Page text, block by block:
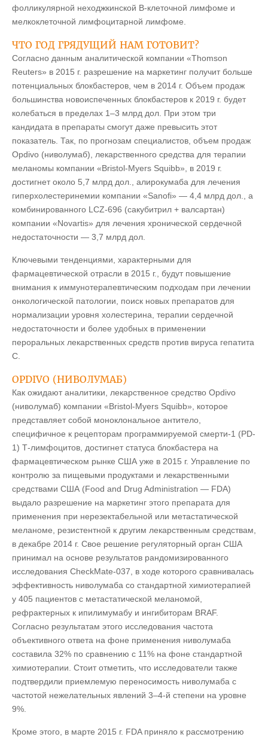
фолликулярной неходжкинской B-клеточной лимфоме и
мелкоклеточной лимфоцитарной лимфоме.
ЧТО ГОД ГРЯДУЩИЙ НАМ ГОТОВИТ?
Согласно данным аналитической компании «Thomson
Reuters» в 2015 г. разрешение на маркетинг получит больше
потенциальных блокбастеров, чем в 2014 г. Объем продаж
большинства новоиспеченных блокбастеров к 2019 г. будет
колебаться в пределах 1–3 млрд дол. При этом три
кандидата в препараты смогут даже превысить этот
показатель. Так, по прогнозам специалистов, объем продаж
Opdivo (ниволумаб), лекарственного средства для терапии
меланомы компании «Bristol-Myers Squibb», в 2019 г.
достигнет около 5,7 млрд дол., алирокумаба для лечения
гиперхолестеринемии компании «Sanofi» — 4,4 млрд дол., а
комбинированного LCZ-696 (сакубитрил + валсартан)
компании «Novartis» для лечения хронической сердечной
недостаточности — 3,7 млрд дол.
Ключевыми тенденциями, характерными для
фармацевтической отрасли в 2015 г., будут повышение
внимания к иммунотерапевтическим подходам при лечении
онкологической патологии, поиск новых препаратов для
нормализации уровня холестерина, терапии сердечной
недостаточности и более удобных в применении
пероральных лекарственных средств против вируса гепатита
С.
OPDIVO (НИВОЛУМАБ)
Как ожидают аналитики, лекарственное средство Opdivo
(ниволумаб) компании «Bristol-Myers Squibb», которое
представляет собой моноклональное антитело,
специфичное к рецепторам программируемой смерти-1 (PD-
1) Т-лимфоцитов, достигнет статуса блокбастера на
фармацевтическом рынке США уже в 2015 г. Управление по
контролю за пищевыми продуктами и лекарственными
средствами США (Food and Drug Administration — FDA)
выдало разрешение на маркетинг этого препарата для
применения при нерезектабельной или метастатической
меланоме, резистентной к другим лекарственным средствам,
в декабре 2014 г. Свое решение регуляторный орган США
принимал на основе результатов рандомизированного
исследования CheckMate-037, в ходе которого сравнивалась
эффективность ниволумаба со стандартной химиотерапией
у 405 пациентов с метастатической меланомой,
рефрактерных к ипилимумабу и ингибиторам BRAF.
Согласно результатам этого исследования частота
объективного ответа на фоне применения ниволумаба
составила 32% по сравнению с 11% на фоне стандартной
химиотерапии. Стоит отметить, что исследователи также
подтвердили приемлемую переносимость ниволумаба с
частотой нежелательных явлений 3–4-й степени на уровне
9%.
Кроме этого, в марте 2015 г. FDA приняло к рассмотрению